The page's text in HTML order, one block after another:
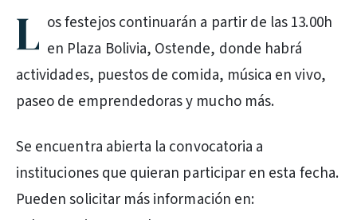
L os festejos continuarán a partir de las 13.00h
en Plaza Bolivia, Ostende, donde habrá
actividades, puestos de comida, música en vivo,
paseo de emprendedoras y mucho más.
Se encuentra abierta la convocatoria a
instituciones que quieran participar en esta fecha.
Pueden solicitar más información en: